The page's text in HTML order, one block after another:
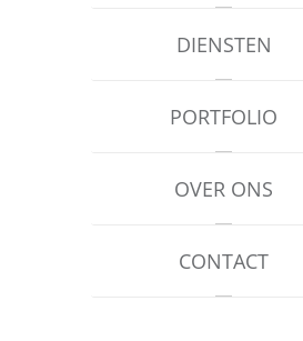
DIENSTEN
PORTFOLIO
OVER ONS
CONTACT